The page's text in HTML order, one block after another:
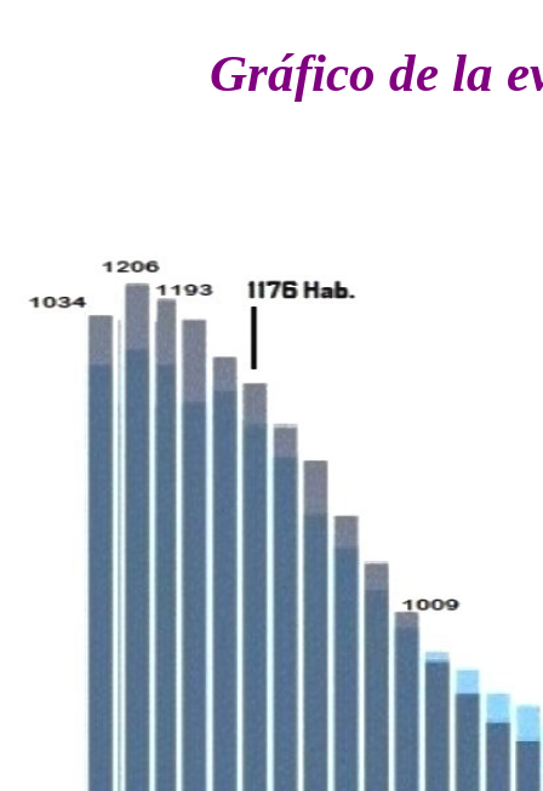
Gráfico de la